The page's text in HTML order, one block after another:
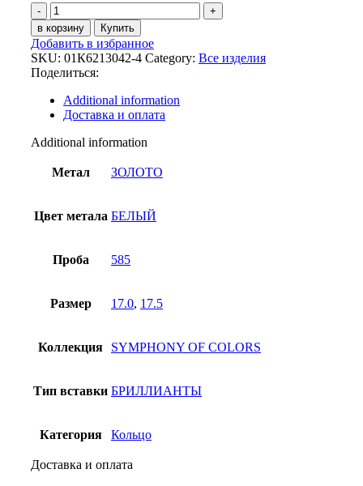
Кольцо
из
БЕЛЫЙ
ЗОЛОТО
585
пробы
01К6213042-
4
quantity
в корзину Купить
Добавить в избранное
SKU: 01К6213042-4 Category: Все изделия
Поделиться:
Additional information
Доставка и оплата
Additional information
Метал ЗОЛОТО
Цвет метала БЕЛЫЙ
Проба 585
Размер 17.0, 17.5
Коллекция SYMPHONY OF COLORS
Тип вставки БРИЛЛИАНТЫ
Категория Кольцо
Доставка и оплата